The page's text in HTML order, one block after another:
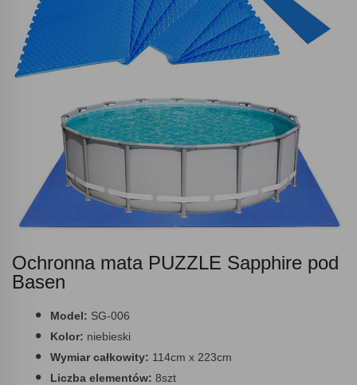
Ochronna mata PUZZLE Sapphire pod
Basen
Model: SG-006
Kolor: niebieski
Wymiar całkowity: 114cm x 223cm
Liczba elementów: 8szt